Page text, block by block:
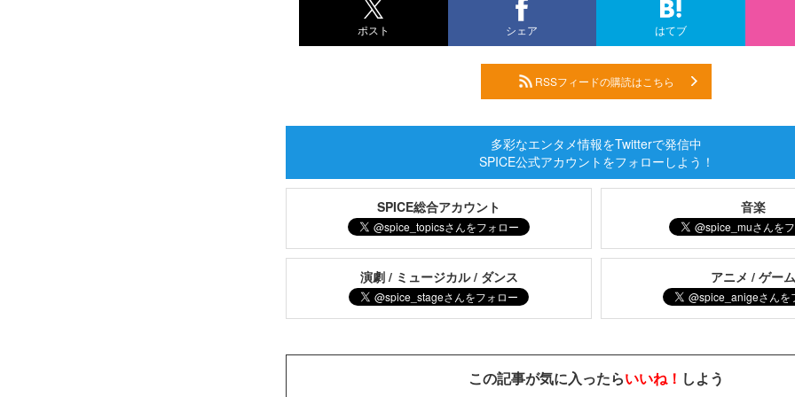
ポスト シェア はてブ
RSSフィードの購読はこちら
多彩なエンタメ情報をTwitterで発信中
SPICE公式アカウントをフォローしよう！
SPICE総合アカウント 音楽
演劇 / ミュージカル / ダンス アニメ / ゲー
この記事が気に入ったらいいね！ しよう